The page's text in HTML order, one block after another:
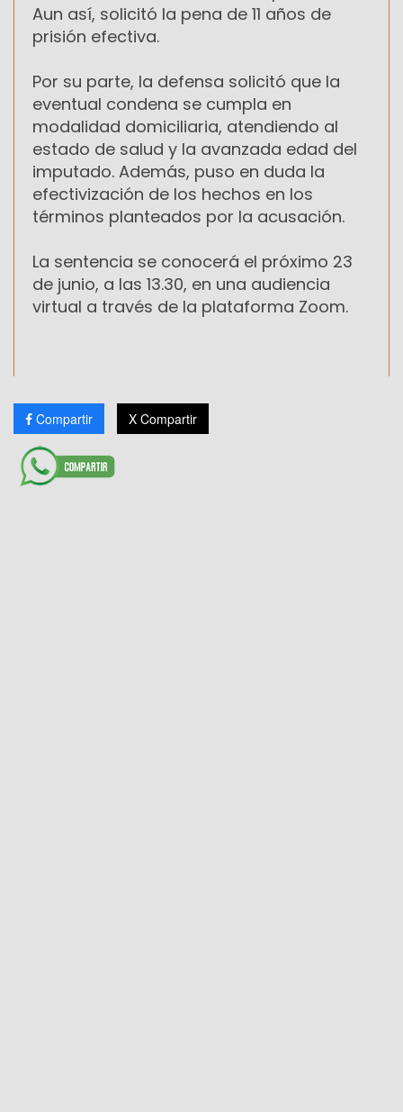
Aun así, solicitó la pena de 11 años de
prisión efectiva.
Por su parte, la defensa solicitó que la
eventual condena se cumpla en
modalidad domiciliaria, atendiendo al
estado de salud y la avanzada edad del
imputado. Además, puso en duda la
efectivización de los hechos en los
términos planteados por la acusación.
La sentencia se conocerá el próximo 23
de junio, a las 13.30, en una audiencia
virtual a través de la plataforma Zoom.
Compartir X Compartir